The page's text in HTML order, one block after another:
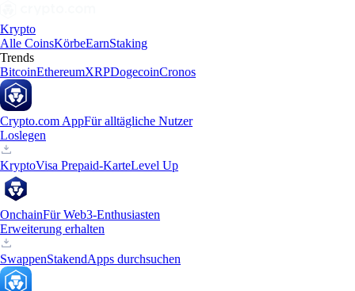
Krypto
Alle CoinsKörbeEarnStaking
Trends
BitcoinEthereumXRPDogecoinCronos
Crypto.com AppFür alltägliche Nutzer
Loslegen
KryptoVisa Prepaid-KarteLevel Up
OnchainFür Web3-Enthusiasten
Erweiterung erhalten
SwappenStakendApps durchsuchen